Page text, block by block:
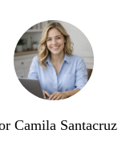
Camila Santacruz